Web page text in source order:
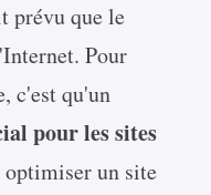
prévu que le
Pour
c'est qu'un
pour les sites
optimiser un site